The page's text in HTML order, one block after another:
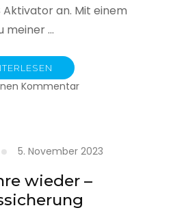
Aktivator an. Mit einem
meiner …
Kommentarzu
5. November 2023
wieder –